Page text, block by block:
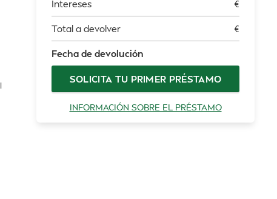
Intereses €
Total a devolver €
Fecha de devolución
SOLICITA TU PRIMER PRÉSTAMO
INFORMACIÓN SOBRE EL PRÉSTAMO